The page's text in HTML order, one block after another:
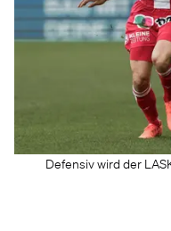
Defensiv wird der